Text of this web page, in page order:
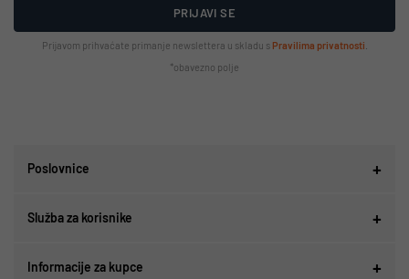
PRIJAVI SE
Prijavom prihvaćate primanje newslettera u skladu s Pravilima privatnosti
*obavezno polje
Poslovnice
Služba za korisnike
Informacije za kupce